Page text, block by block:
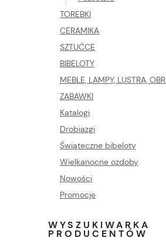
TOREBKI
CERAMIKA
SZTUĆCE
BIBELOTY
MEBLE, LAMPY, LUSTRA,
ZABAWKI
Katalogi
Drobiazgi
Świąteczne bibeloty
Wielkanocne ozdoby
Nowości
Promocje
WYSZUKIWARKA
PRODUCENTÓW